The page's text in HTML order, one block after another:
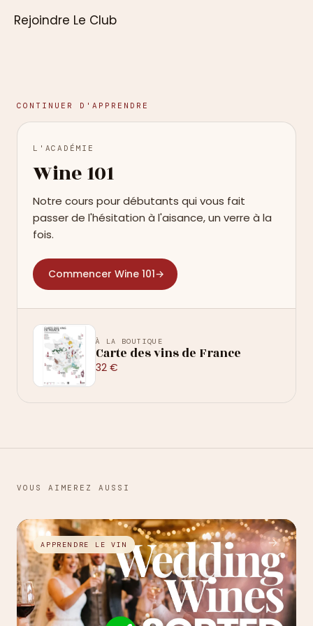
Rejoindre Le Club
CONTINUER D'APPRENDRE
L'ACADÉMIE
Wine 101
Notre cours pour débutants qui vous fait
passer de l'hésitation à l'aisance, un verre à la
fois.
Commencer Wine 101→
À LA BOUTIQUE
Carte des vins de France
32 €
VOUS AIMEREZ AUSSI
APPRENDRE LE VIN →